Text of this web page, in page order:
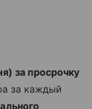
за просрочку
за каждый